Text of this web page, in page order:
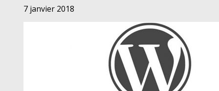
7 janvier 2018